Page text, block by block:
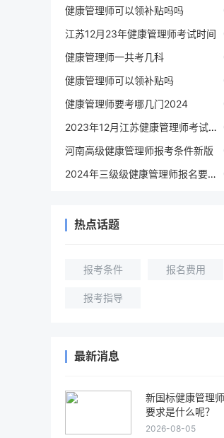
健康管理师可以领补贴吗吗
江苏12月23年健康管理师考试时间
健康管理师一共考几科
健康管理师可以领补贴吗
健康管理师要考哪几门2024
2023年12月江苏健康管理师考试时间
河南高级健康管理师报考条件新版
2024年三级级健康管理师报名要求新版
热点话题
报考条件 报名费用
报考指导
最新消息
新国标健康管理
要求是什么呢？
2026-08-05